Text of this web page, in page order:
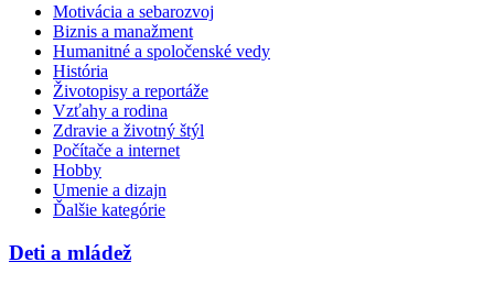
Motivácia a sebarozvoj
Biznis a manažment
Humanitné a spoločenské vedy
História
Životopisy a reportáže
Vzťahy a rodina
Zdravie a životný štýl
Počítače a internet
Hobby
Umenie a dizajn
Ďalšie kategórie
Deti a mládež